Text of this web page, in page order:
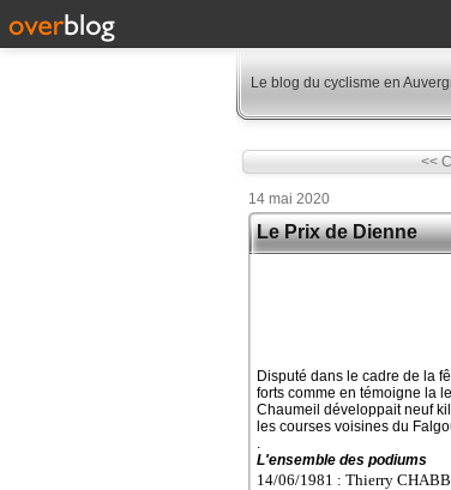
Le blog du cyclisme en
<<
14 mai 2020
Le Prix de Dienne
Disputé dans le cadre de la
forts comme en témoigne la
Chaumeil développait neuf
les courses voisines du
.
L'ensemble des podiums
14/06/1981 : Thierry